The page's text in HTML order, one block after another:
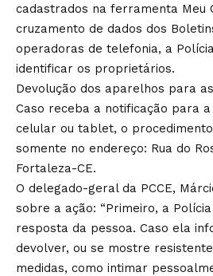
cadastrados na ferramenta Meu
cruzamento de dados dos
operadoras de telefonia, a
identificar os proprietários.
Devolução dos aparelhos para
Caso receba a notificação para
celular ou tablet, o
somente no endereço: Rua do
Fortaleza-CE.
O delegado-geral da PCCE,
sobre a ação: “Primeiro, a
resposta da pessoa. Caso ela
devolver, ou se mostre
medidas, como intimar